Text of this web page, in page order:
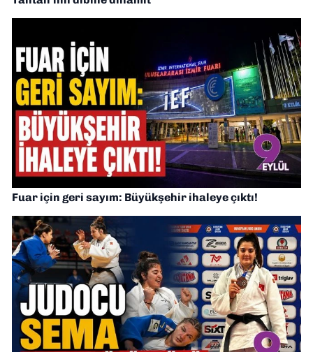
Fuar için geri sayım: Büyükşehir ihaleye çıktı!